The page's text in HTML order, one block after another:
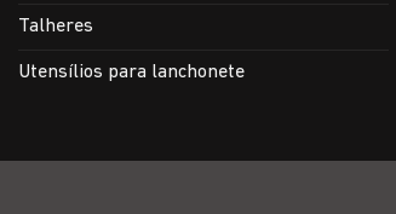
Talheres
Utensílios para lanchonete